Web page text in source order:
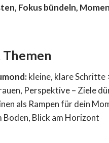
Fokus bündeln,
kleine, klare
Perspektive – Ziele
als Rampen für dein
Boden, Blick am Horizont